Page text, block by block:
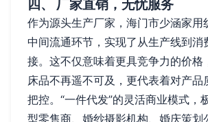
四、 厂家直销，无忧服务
作为源头生产厂家，海门市少涵家用
中间流通环节，实现了从生产线到消
接。这不仅意味着更具竞争力的价格
床品不再遥不可及，更代表着对产品
把控。“一件代发”的灵活商业模式，
型零售商、婚纱摄影机构、婚庆策划